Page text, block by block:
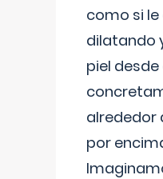
como si
dilatando
piel
alrededor
por